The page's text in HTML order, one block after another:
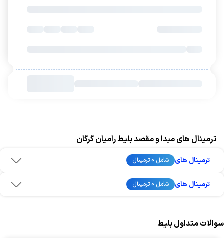
ترمینال های مبدا و مقصد بلیط رامیان گرگان
ترمینال های شامل 0 ترمینال
ترمینال های شامل 0 ترمینال
سوالات متداول بلیط